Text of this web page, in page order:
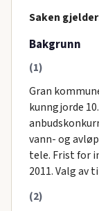
Saken
Bakgrunn
(1)
Gran
kunngjorde
vann- og
tele. Frist for
2011. Valg av
(2)